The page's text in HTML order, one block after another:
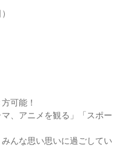
可能！
、アニメを観る」「スポー
んな思い思いに過ごしてい